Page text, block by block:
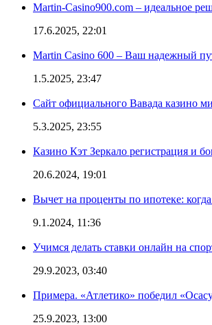
Martin-Casino900.com – идеальное
17.6.2025, 22:01
Martin Casino 600 – Ваш надежный
1.5.2025, 23:47
Сайт официального Вавада казино
5.3.2025, 23:55
Казино Кэт Зеркало регистрация и
20.6.2024, 19:01
Вычет на проценты по ипотеке:
9.1.2024, 11:36
Учимся делать ставки онлайн на
29.9.2023, 03:40
Примера. «Атлетико» победил
25.9.2023, 13:00